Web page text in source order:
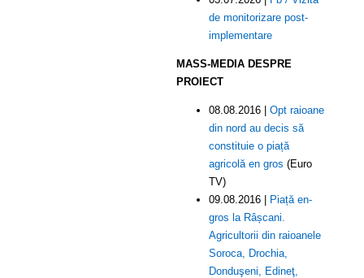
de monitorizare post-
implementare
MASS-MEDIA DESPRE
PROIECT
08.08.2016 | Opt raioane
din nord au decis să
constituie o piață
agricolă en gros (Euro
TV)
09.08.2016 |
Piață en-
gros la Râșcani.
Agricultorii din raioanele
Soroca, Drochia,
Donduşeni, Edineţ,